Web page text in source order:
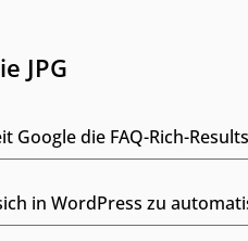
JPG
die FAQ-Rich-
in WordPress zu